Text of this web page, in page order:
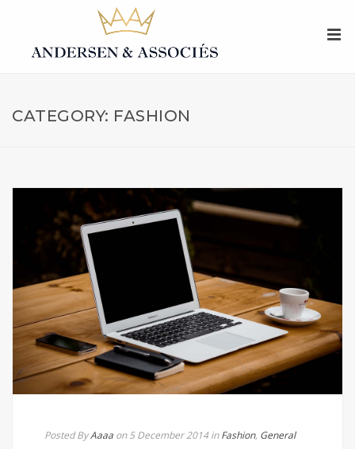
CATEGORY: FASHION
Posted ByAaaa on 5 December 2014inFashion, General